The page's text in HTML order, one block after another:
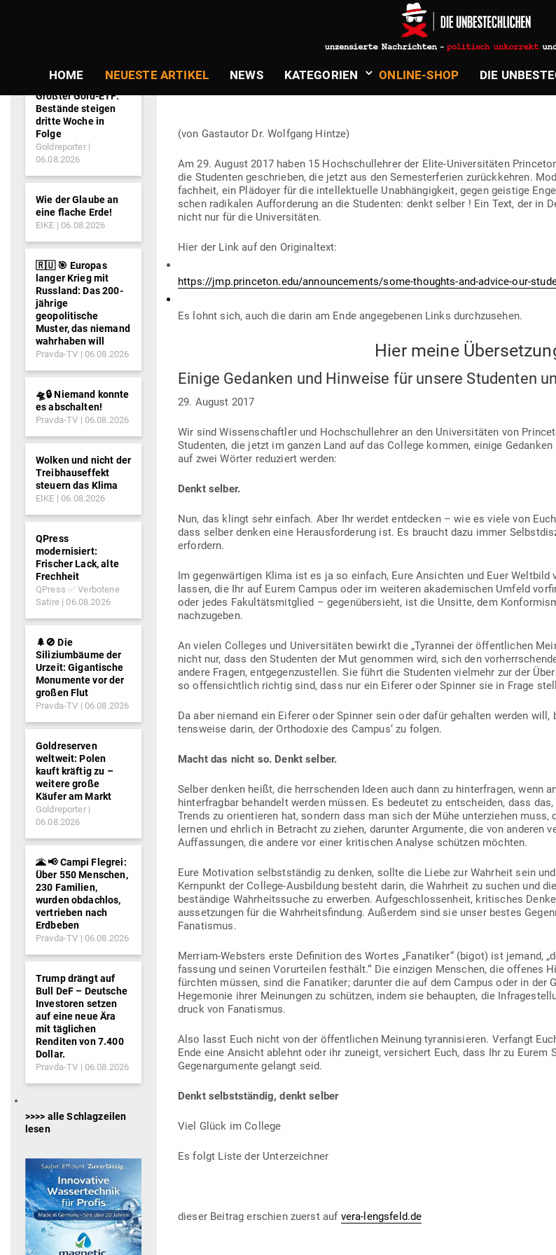
HOME NEUESTE ARTIKEL NEWS KATE­GORIEN ONLINE-SHOP DIE
Neue Artikel
SELBER DENKEN – HEUTE EINE
(von Gast­autor Dr. Wolfgang Hintze)
Am 29. August 2017 haben 15 Hoch­schul­lehrer der Elite-Uni­ver­si­täten
die Stu­denten geschrieben, die jetzt aus den Semes­ter­ferien zurück­kehren.
fachheit, ein Plä­doyer für die intel­lek­tuelle Unab­hän­gigkeit, gegen geistige
schen radi­kalen Auf­for­derung an die Stu­denten: denkt selber ! Ein Text, der in
nicht nur für die Universitäten.
Hier der Link auf den Originaltext:
https://jmp.princeton.edu/announcements/some-thoughts-and-advice-our-
Es lohnt sich, auch die darin am Ende ange­ge­benen Links durchzusehen.
Hier meine
Einige Gedanken und Hin­weise für unsere Stu­denten
29. August 2017
Wir sind Wis­sen­schaftler und Hoch­schul­lehrer an den Uni­ver­si­täten von
Stu­denten, die jetzt im ganzen Land auf das College kommen, einige
auf zwei Wörter redu­ziert werden:
Denkt selber.
Nun, das klingt sehr einfach. Aber Ihr werdet ent­decken – wie es viele von
dass selber denken eine Her­aus­for­derung ist. Es braucht dazu immer
erfordern.
Im gegen­wär­tigen Klima ist es ja so einfach, Eure Ansichten und Euer Weltbild
lassen, die Ihr auf Eurem Campus oder im wei­teren aka­de­mi­schen Umfeld
oder jedes Fakul­täts­mit­glied – gegen­über­sieht, ist die Unsitte, dem
nachzugeben.
An vielen Col­leges und Uni­ver­si­täten bewirkt die „Tyrannei der öffent­lichen
nicht nur, dass den Stu­denten der Mut genommen wird, sich den
andere Fragen, ent­ge­gen­zu­stellen. Sie führt die Stu­denten vielmehr zur der
so offen­sichtlich richtig sind, dass nur ein Eiferer oder Spinner sie in Frage
Da aber niemand ein Eiferer oder Spinner sein oder dafür gehalten werden
tens­weise darin, der Ortho­doxie des Campus‘ zu folgen.
Macht das nicht so. Denkt selber.
Selber denken heißt, die herr­schenden Ideen auch dann zu hin­ter­fragen, wenn
hin­ter­fragbar behandelt werden müssen. Es bedeutet zu ent­scheiden, dass
Trends zu ori­en­tieren hat, sondern dass man sich der Mühe unter­ziehen
lernen und ehrlich in Betracht zu ziehen, dar­unter Argu­mente, die von
Auf­fas­sungen, die andere vor einer kri­ti­schen Analyse schützen möchten.
Eure Moti­vation selbst­ständig zu denken, sollte die Liebe zur Wahrheit sein
Kern­punkt der College-Aus­bildung besteht darin, die Wahrheit zu suchen und
beständige Wahr­heits­suche zu erwerben. Auf­ge­schlos­senheit, kri­ti­sches
aus­set­zungen für die Wahr­heits­findung. Außerdem sind sie unser bestes
Fanatismus.
Merriam-Websters erste Defi­nition des Wortes „Fana­tiker“ (bigot) ist jemand,
fassung und seinen Vor­ur­teilen festhält.“ Die ein­zigen Men­schen, die offenes
fürchten müssen, sind die Fana­tiker; dar­unter die auf dem Campus oder in der
Hege­monie ihrer Mei­nungen zu schützen, indem sie behaupten, die
druck von Fanatismus.
Also lasst Euch nicht von der öffent­lichen Meinung tyran­ni­sieren. Ver­fangt
Ende eine Ansicht ablehnt oder ihr zuneigt, ver­si­chert Euch, dass Ihr zu
Gegen­ar­gu­mente gelangt seid.
Denkt selbst­ständig, denkt selber
Viel Glück im College
Es folgt Liste der Unterzeichner
dieser Beitrag erschien zuerst auf vera-lengsfeld.de
Größter Gold-ETF:
Bestände steigen
dritte Woche in
Folge
Goldreporter
06.08.2026
Wie der Glaube an
eine flache Erde!
EIKE 06.08.2026
🇷🇺 🎯 Europas
langer Krieg mit
Russland: Das 200-
jährige
geopolitische
Muster, das niemand
wahrhaben will
Pravda-TV 06.08.2026
🛸🔒 Niemand konnte
es abschalten!
Pravda-TV 06.08.2026
Wolken und nicht der
Treibhauseffekt
steuern das Klima
EIKE 06.08.2026
QPress
modernisiert:
Frischer Lack, alte
Frechheit
QPress ✅ Verbotene
Satire
06.08.2026
🌲🚫 Die
Siliziumbäume der
Urzeit: Gigantische
Monumente vor der
großen Flut
Pravda-TV 06.08.2026
Goldreserven
weltweit: Polen
kauft kräftig zu –
weitere große
Käufer am Markt
Goldreporter
06.08.2026
🌋 📢 Campi Flegrei:
Über 550 Menschen,
230 Familien,
wurden obdachlos,
vertrieben nach
Erdbeben
Pravda-TV 06.08.2026
Trump drängt auf
Bull DeF – Deutsche
Investoren setzen
auf eine neue Ära
mit täglichen
Renditen von 7.400
Dollar.
Pravda-TV 06.08.2026
>>>> alle Schlagzeilen
lesen